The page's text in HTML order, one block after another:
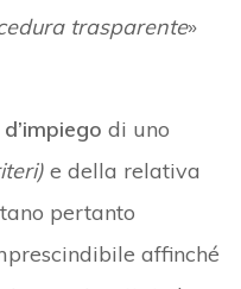
trasparente»
di uno
e della relativa
pertanto
affinché